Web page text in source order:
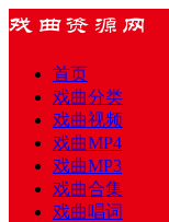
首页
戏曲分类
戏曲视频
戏曲MP4
戏曲MP3
戏曲合集
戏曲唱词